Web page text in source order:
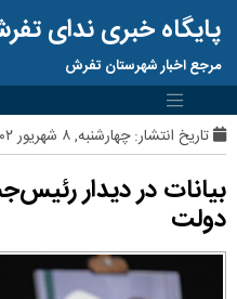
پایگاه خبری ندای
مرجع اخبار شهرستان تفرش
تاریخ انتشار:چهارشنبه, ۸ شهریور ۱۴۰۲ ساعت:20:22
بیانات در دیدار
دولت